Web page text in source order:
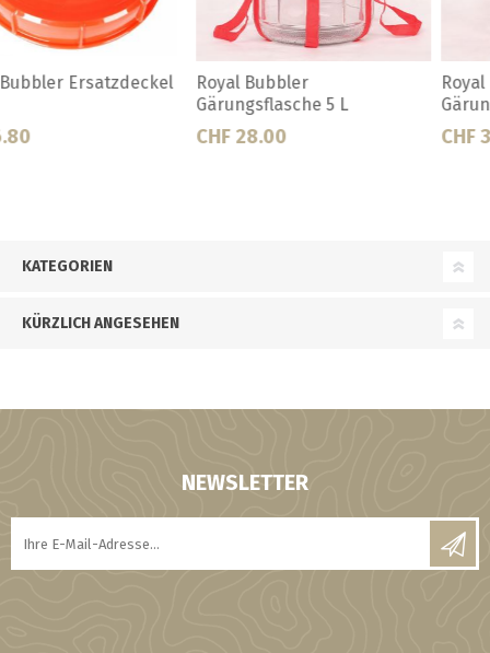
Royal Bubbler
CHF 33.50
Antitrubstopfen zu Hahn zu
Gäreimer
CHF 1.00
KATEGORIEN
KÜRZLICH ANGESEHEN
NEWSLETTER